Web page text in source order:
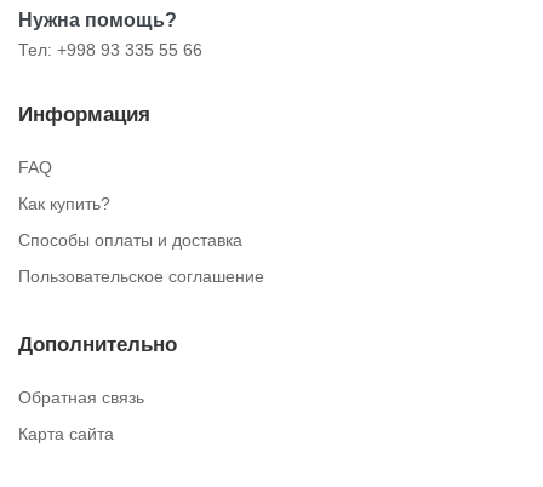
Нужна помощь?
Тел: +998 93 335 55 66
Информация
FAQ
Как купить?
Способы оплаты и доставка
Пользовательское соглашение
Дополнительно
Обратная связь
Карта сайта